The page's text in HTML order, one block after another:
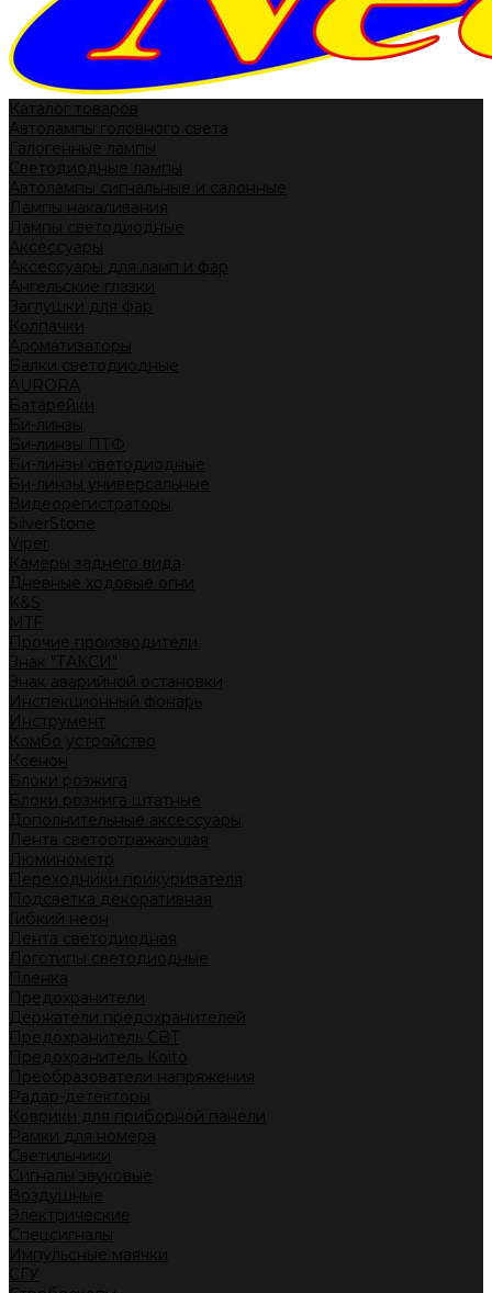
Каталог товаров
Автолампы головного света
Галогенные лампы
Светодиодные лампы
Автолампы сигнальные и салонные
Лампы накаливания
Лампы светодиодные
Аксессуары
Аксессуары для ламп и фар
Ангельские глазки
Заглушки для фар
Колпачки
Ароматизаторы
Балки светодиодные
AURORA
Батарейки
Би-линзы
Би-линзы ПТФ
Би-линзы светодиодные
Би-линзы универсальные
Видеорегистраторы
SilverStone
Viper
Камеры заднего вида
Дневные ходовые огни
K&S
MTF
Прочие производители
Знак "ТАКСИ"
Знак аварийной остановки
Инспекционный фонарь
Инструмент
Комбо устройство
Ксенон
Блоки розжига
Блоки розжига штатные
Дополнительные аксессуары
Лента светоотражающая
Люминометр
Переходники прикуривателя
Подсветка декоративная
Гибкий неон
Лента светодиодная
Логотипы светодиодные
Пленка
Предохранители
Держатели предохранителей
Предохранитель CBT
Предохранитель Koito
Преобразователи напряжения
Радар-детекторы
Коврики для приборной панели
Рамки для номера
Светильники
Сигналы звуковые
Воздушные
Электрические
Спецсигналы
Импульсные маячки
СГУ